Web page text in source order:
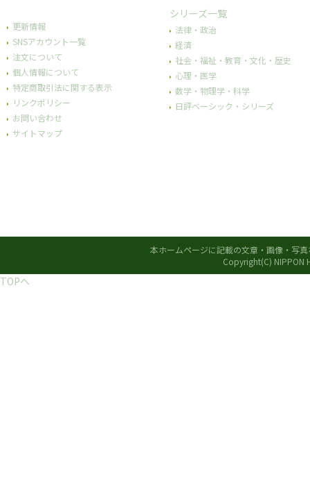
更新情報
SNSアカウント一覧
注文について
個人情報について
特定商取引法に関する表示
リンクポリシー
お問い合わせ
サイトマップ
シリーズ一覧
法律・政治
経済
社会・福祉・教育・文化・歴史
心理・医学
数学・物理学・科学
日評ベーシック・シリーズ
本ホームページに記載の文章・画像・写
Copyright(C) NIPPON
TOPへ